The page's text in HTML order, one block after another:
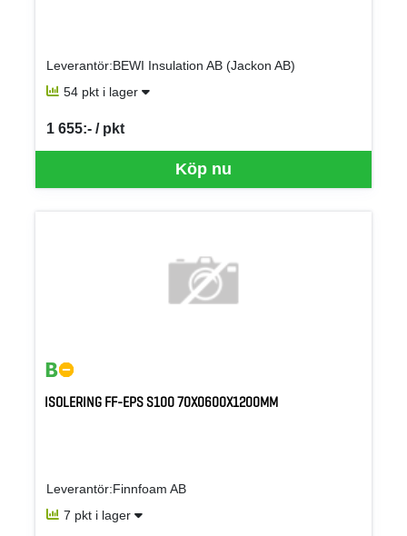
Leverantör:BEWI Insulation AB (Jackon AB)
54 pkt i lager
Köp nu
1 655:- / pkt
SEK per PKT
ISOLERING FF-EPS S100 70X0600X1200MM
Leverantör:Finnfoam AB
7 pkt i lager